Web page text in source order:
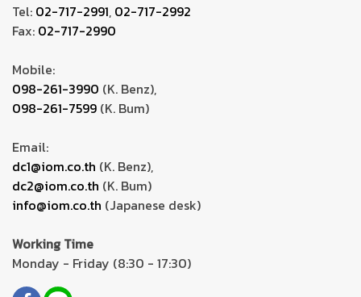
Tel: 02-717-2991, 02-717-2992
Fax: 02-717-2990
Mobile:
098-261-3990 (K. Benz),
098-261-7599 (K. Bum)
Email:
dc1@iom.co.th (K. Benz),
dc2@iom.co.th (K. Bum)
info@iom.co.th (Japanese desk)
Working Time
Monday - Friday (8:30 - 17:30)